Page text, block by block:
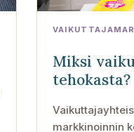
Miksi
tehokasta?
markkinoinnin